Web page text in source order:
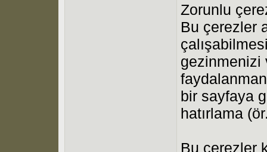
Zorunlu
Bu çerezler
gezinmenizi
bir sayfaya
hatırlama
Bu çerezler